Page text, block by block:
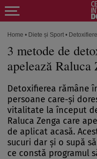
Home • Diete și Sport • Detoxifiere
3 metode de
apelează Raluca
Detoxifierea rămâne
persoane care-şi
vitalitate la început
Raluca Zenga care
de aplicat acasă.
sucuri dar şi o supă
ce constă programul